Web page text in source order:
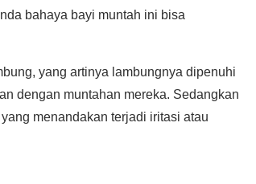
bahaya bayi muntah ini bisa
yang artinya lambungnya dipenuhi
dengan muntahan mereka. Sedangkan
menandakan terjadi iritasi atau